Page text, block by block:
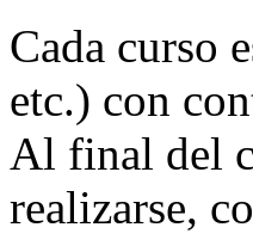
Cada curso
etc.) con
Al final del
realizarse,